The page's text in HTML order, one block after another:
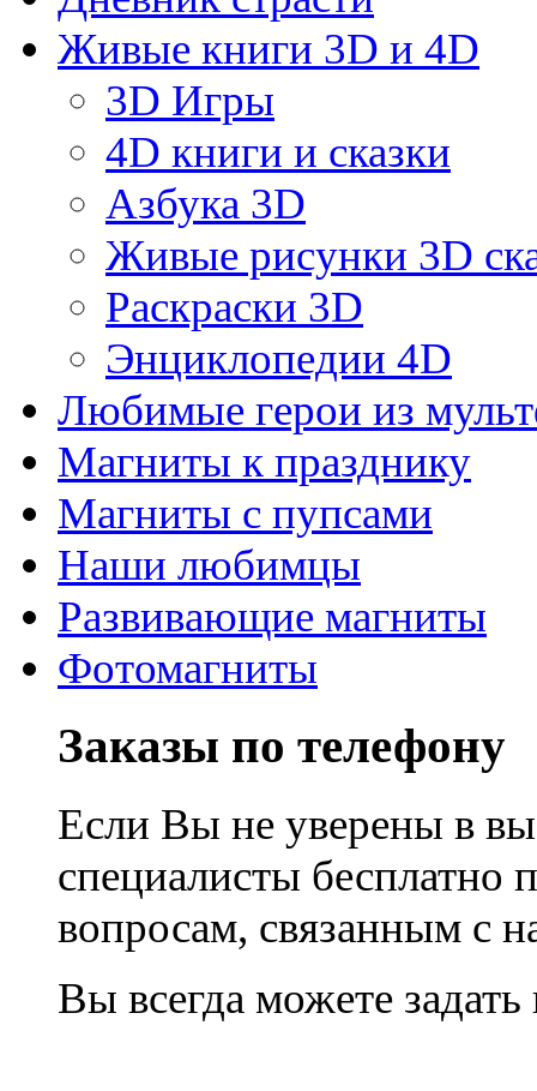
Живые книги 3D и 4D
3D Игры
4D книги и сказки
Азбука 3D
Живые рисунки 3D
Раскраски 3D
Энциклопедии 4D
Любимые герои из
Магниты к празднику
Магниты с пупсами
Наши любимцы
Развивающие магниты
Фотомагниты
Заказы по телефону
Если Вы не уверены в
специалисты
вопросам, связанным с
Вы всегда можете